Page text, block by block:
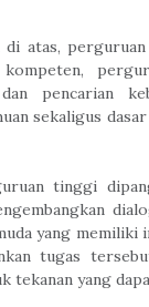
di atas,
pencarian
sekaligus
tinggi
yang memiliki
tugas
tekanan yang